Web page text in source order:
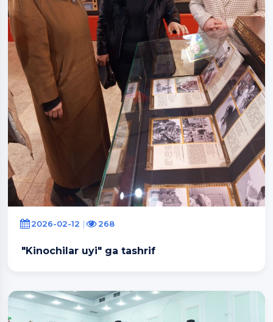
2026-02-12 268
"Kinochilar uyi" ga tashrif